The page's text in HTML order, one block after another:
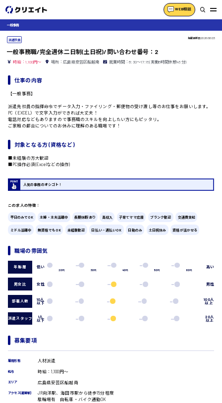
WEB相談
製造オペレーター
ピッキング・仕分け
軽作業
フォークリフト
介護・医療系
医師
介護職
看護師
コールセンターオペレーター
一般事務
広島市東区
広島市南区
広島市西区
広島市佐伯区
時給1300円～
一般事務
派遣社員 掲載更新日2026/06/23
一般事務職/完全週休二日制(土日祝)/問い合わせ番号：2
時給：1,100円～ 場所：広島県安芸区船越南 就業時間：8:30〜17:15(実働8時間休憩45分)
仕事の内容
【一般事務】
派遣先社員の指揮命令でデータ入力・ファイリング・郵便物の受け渡し等のお仕事をお願いします。
PC（EXCEL）で文字入力ができれば大丈夫！
電話対応などもありますので事務職のスキルを向上したい方にもピッタリ。
ご家庭の都合についてのお休みに理解のある職場です！
対象となる方 (資格など)
■未経験の方大歓迎
■PC操作必須(Excelなどの操作)
人気の事務のオシゴト！
この求人の特徴：
平日のみでOK 主婦・主夫活躍中 長期休暇あり 高収入 子育てママ応援 ブランク歓迎 交通費支給
ミドル活躍中 無資格でもOK 未経験歓迎 日払い・週払いOK 日勤のみ 土日祝休み 資格が活かせる
職場の雰囲気
年齢層 低い
20代 30代 40代 50代 60代
高い
男女比 女性 男性
部署人数 10人
以下
100人
以上
派遣スタッフ 1人
以下
20人
以上
募集要項
雇用形態 人材派遣
給与 時給：1,100円～
エリア 広島県安芸区船越南
アクセス(最寄駅)
JR向洋駅、海田市駅から徒歩15分程度
駐輪場有 自転車・バイク通勤OK